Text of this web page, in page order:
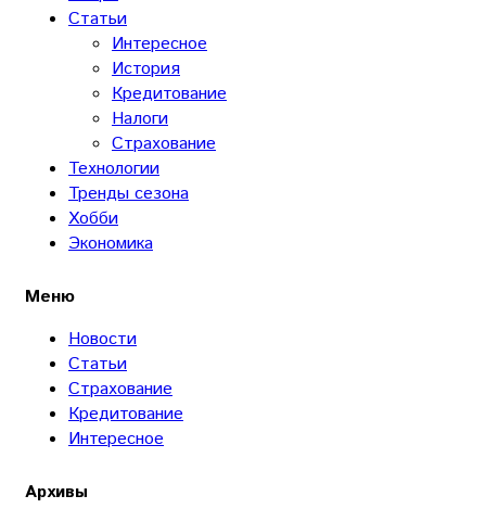
Статьи
Интересное
История
Кредитование
Налоги
Страхование
Технологии
Тренды сезона
Хобби
Экономика
Меню
Новости
Статьи
Страхование
Кредитование
Интересное
Архивы